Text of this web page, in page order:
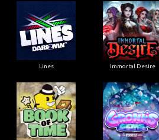
Lines Immortal Desire